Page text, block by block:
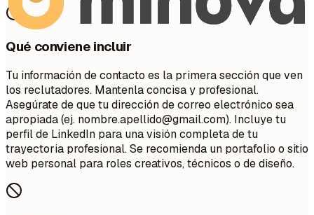
Qué conviene incluir
Tu información de contacto es la primera sección que ven
los reclutadores. Mantenla concisa y profesional.
Asegúrate de que tu dirección de correo electrónico sea
apropiada (ej. nombre.apellido@gmail.com). Incluye tu
perfil de LinkedIn para una visión completa de tu
trayectoria profesional. Se recomienda un portafolio o sitio
web personal para roles creativos, técnicos o de diseño.